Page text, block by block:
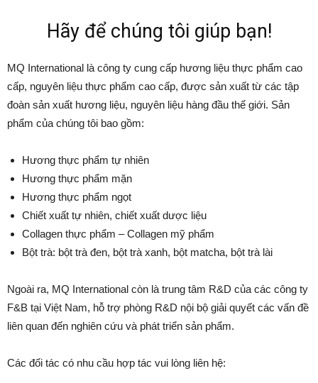
Hãy để chúng tôi giúp bạn!
MQ International là công ty cung cấp hương liệu thực phẩm cao
cấp, nguyên liệu thực phẩm cao cấp, được sản xuất từ các tập
đoàn sản xuất hương liệu, nguyên liệu hàng đầu thế giới. Sản
phẩm của chúng tôi bao gồm:
Hương thực phẩm tự nhiên
Hương thực phẩm mặn
Hương thực phẩm ngọt
Chiết xuất tự nhiên, chiết xuất dược liệu
Collagen thực phẩm – Collagen mỹ phẩm
Bột trà: bột trà đen, bột trà xanh, bột matcha, bột trà lài
Ngoài ra, MQ International còn là trung tâm R&D của các công ty
F&B tại Việt Nam, hỗ trợ phòng R&D nội bộ giải quyết các vấn đề
liên quan đến nghiên cứu và phát triển sản phẩm.
Các đối tác có nhu cầu hợp tác vui lòng liên hệ: